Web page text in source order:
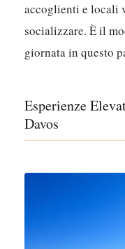
accoglienti e locali
socializzare. È il
giornata in questo
Esperienze
Davos